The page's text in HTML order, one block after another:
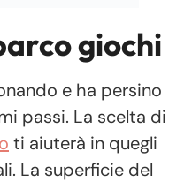
giochi
e ha persino
passi. La scelta di
ti aiuterà in quegli
La superficie del